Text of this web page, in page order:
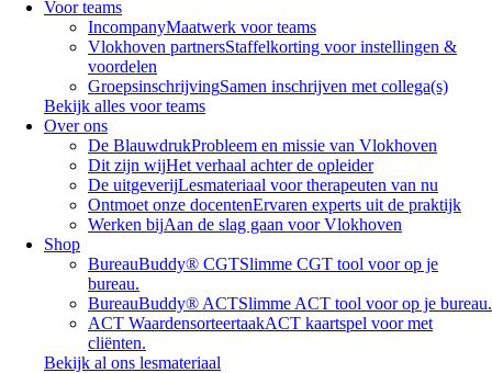
Voor teams
IncompanyMaatwerk voor teams
Vlokhoven partnersStaffelkorting voor instellingen &
voordelen
GroepsinschrijvingSamen inschrijven met collega(s)
Bekijk alles voor teams
Over ons
De BlauwdrukProbleem en missie van Vlokhoven
Dit zijn wijHet verhaal achter de opleider
De uitgeverijLesmateriaal voor therapeuten van nu
Ontmoet onze docentenErvaren experts uit de praktijk
Werken bijAan de slag gaan voor Vlokhoven
Shop
BureauBuddy® CGTSlimme CGT tool voor op je
bureau.
BureauBuddy® ACTSlimme ACT tool voor op je bureau.
ACT WaardensorteertaakACT kaartspel voor met
cliënten.
Bekijk al ons lesmateriaal